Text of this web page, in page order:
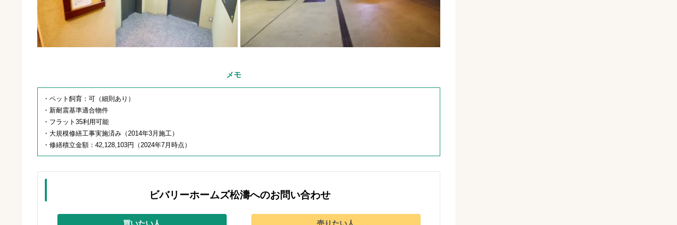
メモ
・ペット飼育：可（細則あり）
・新耐震基準適合物件
・フラット35利用可能
・大規模修繕工事実施済み（2014年3月施工）
・修繕積立金額：42,128,103円（2024年7月時点）
ビバリーホームズ松濤へのお問い合わせ
買いたい人 売りたい人